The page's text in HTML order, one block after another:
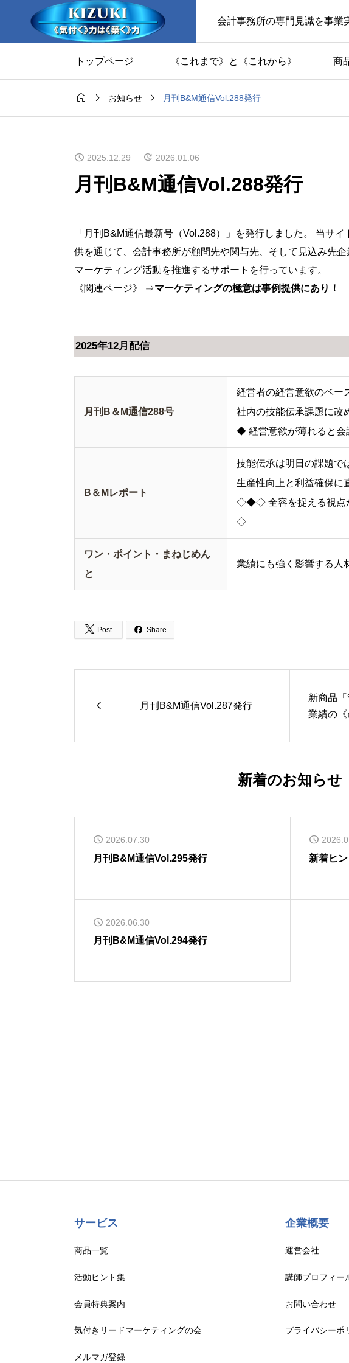
会計事務所の専門見識を事業
トップページ 《これまで》と《これから》 商
  お知らせ  月刊B&M通信Vol.288発行
2025.12.29 2026.01.06
月刊B&M通信Vol.288発行
「月刊B&M通信最新号（Vol.288）」を発行しました。 当サ
供を通じて、会計事務所が顧問先や関与先、そして見込み先
マーケティング活動を推進するサポートを行っています。
《関連ページ》 ⇒マーケティングの極意は事例提供にあり！
2025年12月配信
月刊B＆M通信288号
経営者の経営意欲のベー
社内の技能伝承課題に改
◆ 経営意欲が薄れると
B＆Mレポート
技能伝承は明日の課題で
生産性向上と利益確保に
◇◆◇ 全容を捉える視点
◇
ワン・ポイント・まねじめん
と
業績にも強く影響する人
 Post  Share
 月刊B&M通信Vol.287発行
新商品
業績の
新着のお知らせ
2026.07.30
月刊B&M通信Vol.295発行 新着ヒ
2026.06.30
月刊B&M通信Vol.294発行
サービス
商品一覧
活動ヒント集
会員特典案内
気付きリードマーケティングの会
メルマガ登録
企業概要
運営会社
講師プロフィー
お問い合わせ
プライバシーポ